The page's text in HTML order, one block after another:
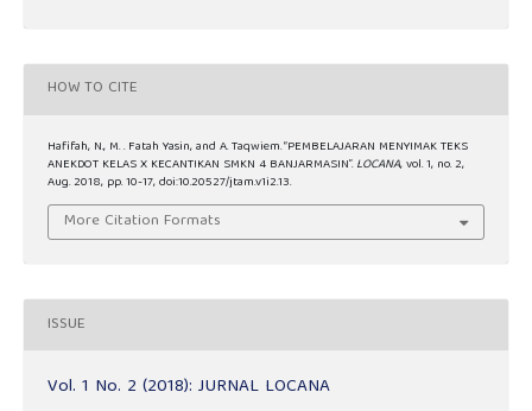
HOW TO CITE
Hafifah, N., M. . Fatah Yasin, and A. Taqwiem. “PEMBELAJARAN MENYIMAK TEKS
ANEKDOT KELAS X KECANTIKAN SMKN 4 BANJARMASIN”.LOCANA, vol. 1, no. 2,
Aug. 2018, pp. 10-17, doi:10.20527/jtam.v1i2.13.
More Citation Formats
ISSUE
Vol. 1 No. 2 (2018): JURNAL LOCANA